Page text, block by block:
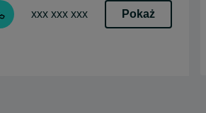
xxx xxx xxx Pokaż